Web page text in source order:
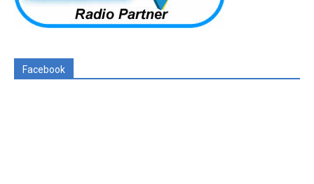
Facebook